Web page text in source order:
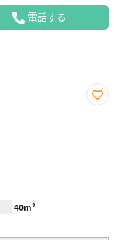
電話する
40m²